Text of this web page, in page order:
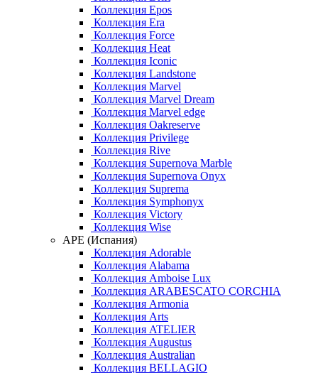
Коллекция Epos
Коллекция Era
Коллекция Force
Коллекция Heat
Коллекция Iconic
Коллекция Landstone
Коллекция Marvel
Коллекция Marvel Dream
Коллекция Marvel edge
Коллекция Oakreserve
Коллекция Privilege
Коллекция Rive
Коллекция Supernova Marble
Коллекция Supernova Onyx
Коллекция Suprema
Коллекция Symphonyx
Коллекция Victory
Коллекция Wise
APE (Испания)
Коллекция Adorable
Коллекция Alabama
Коллекция Amboise Lux
Коллекция ARABESCATO CORCHIA
Коллекция Armonia
Коллекция Arts
Коллекция ATELIER
Коллекция Augustus
Коллекция Australian
Коллекция BELLAGIO